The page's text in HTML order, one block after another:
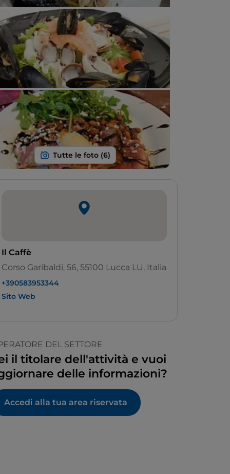
Il Caffè
Corso Garibaldi, 56, 55100 Lucca LU, Italia
+390583953344
Sito Web
DEL SETTORE
il titolare dell'attività e vuoi
delle informazioni?
Accedi alla tua area riservata